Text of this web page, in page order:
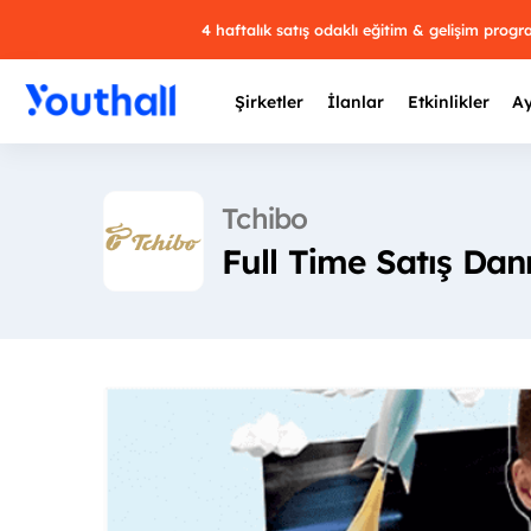
4 haftalık satış odaklı eğitim & gelişim
Şirketler İlanlar Etkinlikler
Tchibo
Full Time Satış